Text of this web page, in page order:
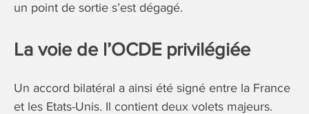
un point de sortie s’est dégagé.
La voie de l’OCDE privilégiée
Un accord bilatéral a ainsi été signé entre la France
et les Etats-Unis. Il contient deux volets majeurs.